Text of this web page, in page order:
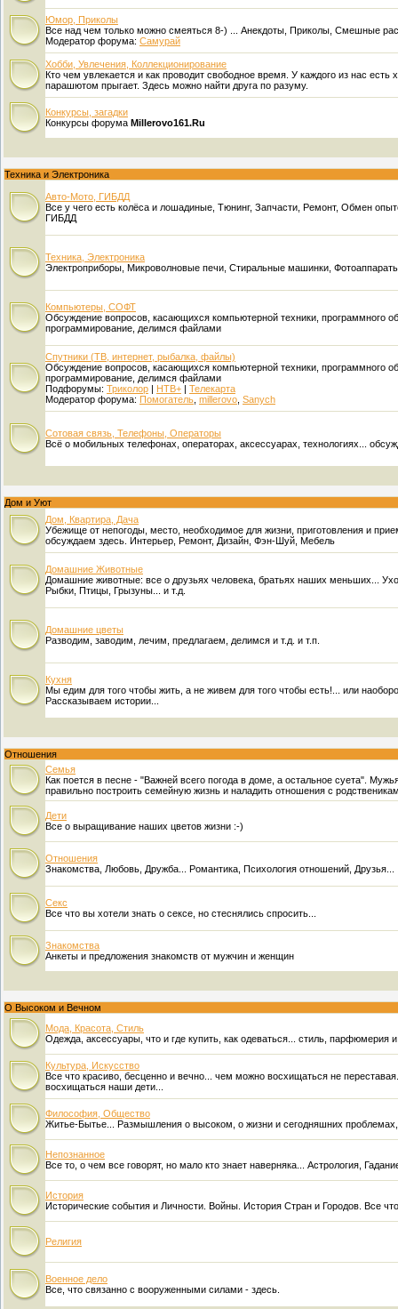
Юмор, Приколы
Все над чем только можно смеяться 8-) ... Анекдоты, Приколы, Смешные
Модератор форума: Самурай
Хобби, Увлечения, Коллекционирование
Кто чем увлекается и как проводит свободное время. У каждого из нас есть
парашютом прыгает. Здесь можно найти друга по разуму.
Конкурсы, загадки
Конкурсы форума Millerovo161.Ru
Техника и Электроника
Авто-Мото, ГИБДД
Все у чего есть колёса и лошадиные, Тюнинг, Запчасти, Ремонт, Обмен
ГИБДД
Техника, Электроника
Электроприборы, Микроволновые печи, Стиральные машинки,
Компьютеры, СОФТ
Обсуждение вопросов, касающихся компьютерной техники, программного
программирование, делимся файлами
Спутники (ТВ, интернет, рыбалка, файлы)
Обсуждение вопросов, касающихся компьютерной техники, программного
программирование, делимся файлами
Подфорумы: Триколор НТВ+
Телекарта
Модератор форума: Помогатель millerovo Sanych
Сотовая связь, Телефоны, Операторы
Всё о мобильных телефонах, операторах, аксессуарах, технологиях...
Дом и Уют
Дом, Квартира, Дача
Убежище от непогоды, место, необходимое для жизни, приготовления и
обсуждаем здесь. Интерьер, Ремонт, Дизайн, Фэн-Шуй, Мебель
Домашние Животные
Домашние животные: все о друзьях человека, братьях наших меньших...
Рыбки, Птицы, Грызуны... и т.д.
Домашние цветы
Разводим, заводим, лечим, предлагаем, делимся и т.д. и т.п.
Кухня
Мы едим для того чтобы жить, а не живем для того чтобы есть!... или
Рассказываем истории...
Отношения
Семья
Как поется в песне - "Важней всего погода в доме, а остальное суета".
правильно построить семейную жизнь и наладить отношения с
Дети
Все о выращивание наших цветов жизни :-)
Отношения
Знакомства, Любовь, Дружба... Романтика, Психология отношений, Друзья...
Секс
Все что вы хотели знать о сексе, но стеснялись спросить...
Знакомства
Анкеты и предложения знакомств от мужчин и женщин
О Высоком и Вечном
Мода, Красота, Стиль
Одежда, аксессуары, что и где купить, как одеваться... стиль, парфюмерия
Культура, Искусство
Все что красиво, бесценно и вечно... чем можно восхищаться не
восхищаться наши дети...
Философия, Общество
Житье-Бытье... Размышления о высоком, о жизни и сегодняшних
Непознанное
Все то, о чем все говорят, но мало кто знает наверняка... Астрология,
История
Исторические события и Личности. Войны. История Стран и Городов. Все
Религия
Военное дело
Все, что связанно с вооруженными силами - здесь.